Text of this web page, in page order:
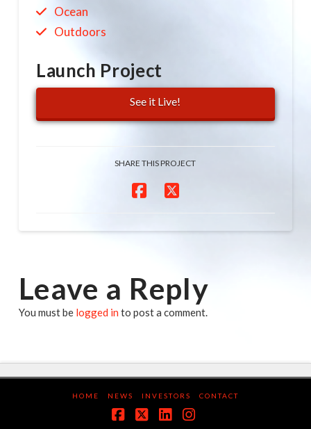
Ocean
Outdoors
Launch Project
See it Live!
SHARE THIS PROJECT
Leave a Reply
You must be logged in to post a comment.
HOME NEWS INVESTORS CONTACT